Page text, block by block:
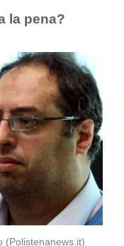
la pena?
(Polistenanews.it)